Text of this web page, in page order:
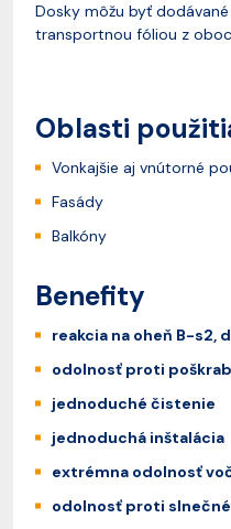
Dosky môžu byť
transportnou fóliou z
Oblasti
Vonkajšie aj vnútorné
Fasády
Balkóny
Benefity
reakcia na oheň B-s2,
odolnosť proti
jednoduché čistenie
jednoduchá inštalácia
extrémna odolnosť
odolnosť proti